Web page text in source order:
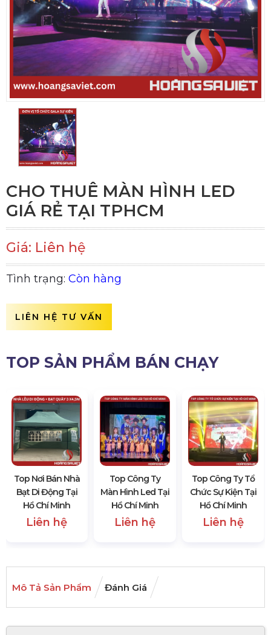
CHO THUÊ MÀN HÌNH LED
GIÁ RẺ TẠI TPHCM
Giá: Liên hệ
Tình trạng: Còn hàng
LIÊN HỆ TƯ VẤN
TOP SẢN PHẨM BÁN CHẠY
Top Nơi Bán Nhà
Bạt Di Động Tại
Hồ Chí Minh
Liên hệ
Top Công Ty
Màn Hình Led Tại
Hồ Chí Minh
Liên hệ
Top Công Ty Tổ
Chức Sự Kiện Tại
Hồ Chí Minh
Liên hệ
Mô Tả Sản Phẩm Đánh Giá